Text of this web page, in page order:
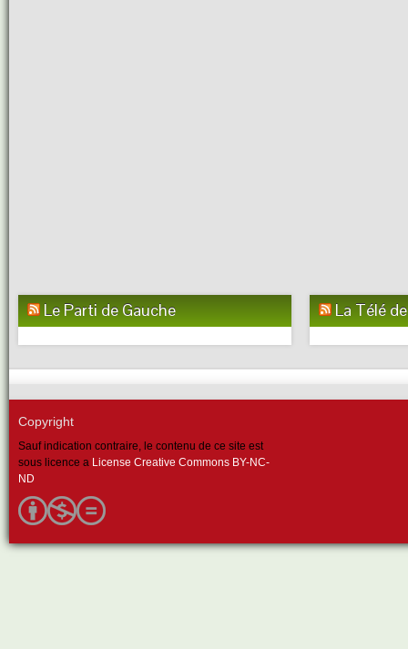
Le Parti de Gauche La Télé
Copyright
Sauf indication contraire, le contenu de ce site est
sous licence a License Creative Commons BY-NC-
ND